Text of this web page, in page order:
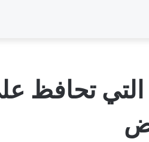
التي تحافظ